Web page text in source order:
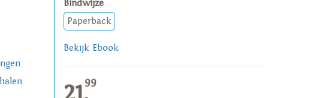
Bindwijze
Paperback
Bekijk Ebook
99